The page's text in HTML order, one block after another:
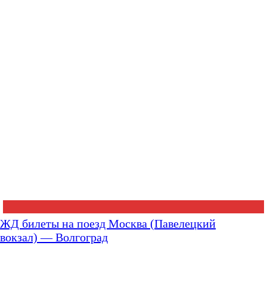
ЖД билеты на поезд Москва (Павелецкий
вокзал) — Волгоград